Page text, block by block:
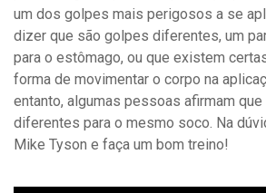
um dos golpes mais perigosos a se
dizer que são golpes diferentes, um
para o estômago, ou que existem
forma de movimentar o corpo na
entanto, algumas pessoas afirmam
diferentes para o mesmo soco. Na
Mike Tyson e faça um bom treino!